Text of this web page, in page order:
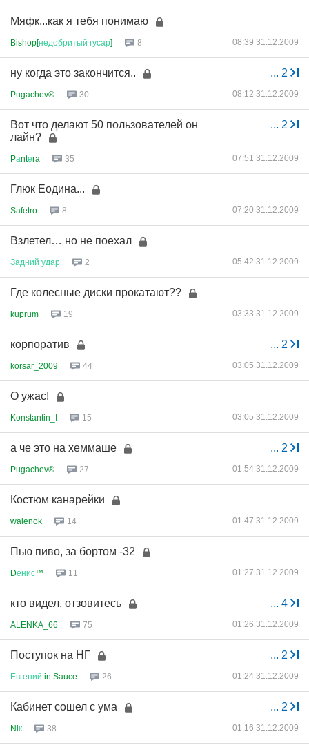
Мяфк...как я тебя понимаю
Bishop[недобритый гусар] 8 08:39 31.12.2009
... 2
ну когда это закончится..
Pugachev® 30 08:12 31.12.2009
... 2
Вот что делают 50 пользователей он
лайн?
Pаntеra 35 07:51 31.12.2009
Глюк Еодина...
Safetro 8 07:20 31.12.2009
Взлетел… но не поехал
Задний удар 2 05:42 31.12.2009
Где колесные диски прокатают??
kuprum 19 03:33 31.12.2009
... 2
корпоратив
korsar_2009 44 03:05 31.12.2009
О ужас!
Konstantin_I 15 03:05 31.12.2009
... 2
а че это на хеммаше
Pugachev® 27 01:54 31.12.2009
Костюм канарейки
walenok 14 01:47 31.12.2009
Пью пиво, за бортом -32
Dенис™ 11 01:27 31.12.2009
... 4
кто видел, отзовитесь
ALENKA_66 75 01:26 31.12.2009
... 2
Поступок на НГ
Евгений in Sauce 26 01:24 31.12.2009
... 2
Кабинет сошел с ума
Niк 38 01:16 31.12.2009